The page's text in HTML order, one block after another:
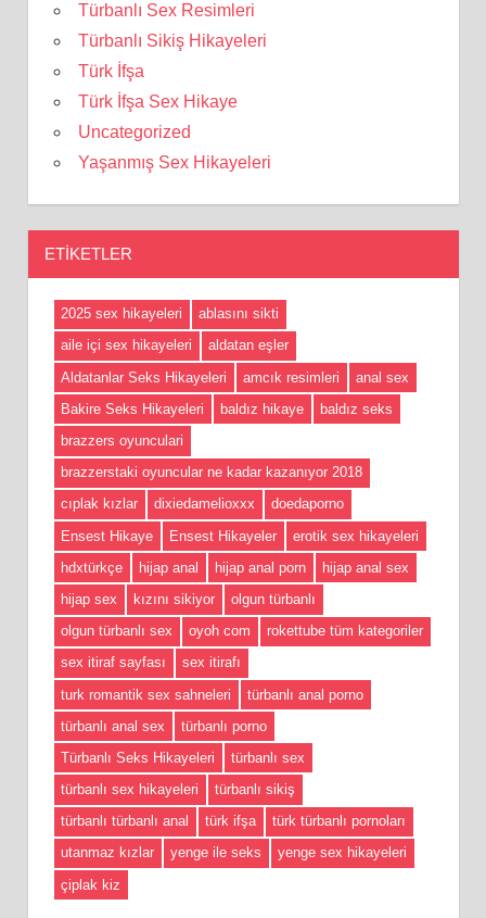
Türbanlı Sex Resimleri
Türbanlı Sikiş Hikayeleri
Türk İfşa
Türk İfşa Sex Hikaye
Uncategorized
Yaşanmış Sex Hikayeleri
ETIKETLER
2025 sex hikayeleri
ablasını sikti
aile içi sex hikayeleri
aldatan eşler
Aldatanlar Seks Hikayeleri
amcık resimleri
anal sex
Bakire Seks Hikayeleri
baldız hikaye
baldız seks
brazzers oyunculari
brazzerstaki oyuncular ne kadar kazanıyor 2018
cıplak kızlar
dixiedamelioxxx
doedaporno
Ensest Hikaye
Ensest Hikayeler
erotik sex hikayeleri
hdxtürkçe
hijap anal hijap anal porn
hijap anal sex
hijap sex
kızını sikiyor
olgun türbanlı
olgun türbanlı sex
oyoh com
rokettube tüm kategoriler
sex itiraf sayfası
sex itirafı
turk romantik sex sahneleri
türbanlı anal porno
türbanlı anal sex
türbanlı porno
Türbanlı Seks Hikayeleri
türbanlı sex
türbanlı sex hikayeleri
türbanlı sikiş
türbanlı türbanlı anal
türk ifşa
türk türbanlı pornoları
utanmaz kızlar
yenge ile seks
yenge sex hikayeleri
çiplak kiz